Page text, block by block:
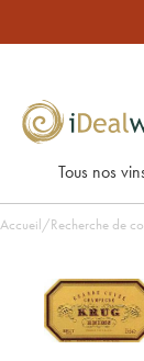
Tous nos
Accueil/Recherche de